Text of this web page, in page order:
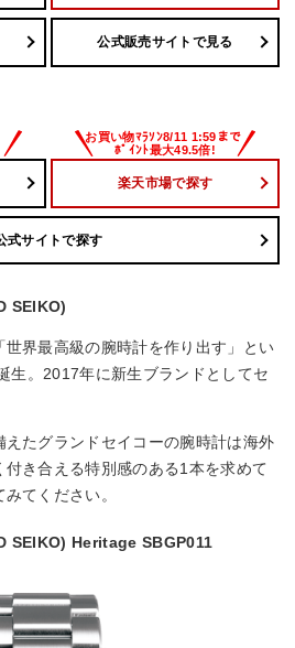
公式販売サイトで見る
楽天市場で探す
式サイトで探す
SEIKO)
世界最高級の腕時計を作り出す」とい
生。2017年に新生ブランドとしてセ
たグランドセイコーの腕時計は海外
き合える特別感のある1本を求めて
てください。
SEIKO) Heritage SBGP011